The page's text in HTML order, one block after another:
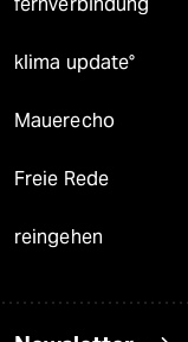
fernverbindung
klima update°
Mauerecho
Freie Rede
reingehen